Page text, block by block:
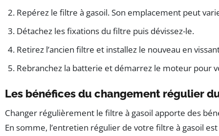
Repérez le filtre à gasoil. Son emplacement peut
Détachez les fixations du filtre puis dévissez-le.
Retirez l’ancien filtre et installez le nouveau en
Rebranchez la batterie et démarrez le moteur pour
Les bénéfices du changement régulier
Changer régulièrement le filtre à gasoil apporte des
En somme, l’entretien régulier de votre filtre à gasoil